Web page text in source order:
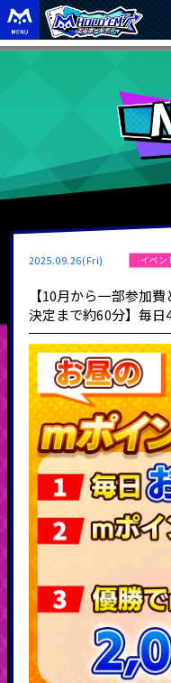
2025.09.26(Fri) イベン
【10月から一部参加
決定まで約60分】毎